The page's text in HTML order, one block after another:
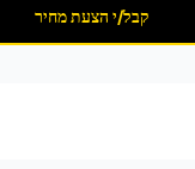
קבל/י הצעת מחיר